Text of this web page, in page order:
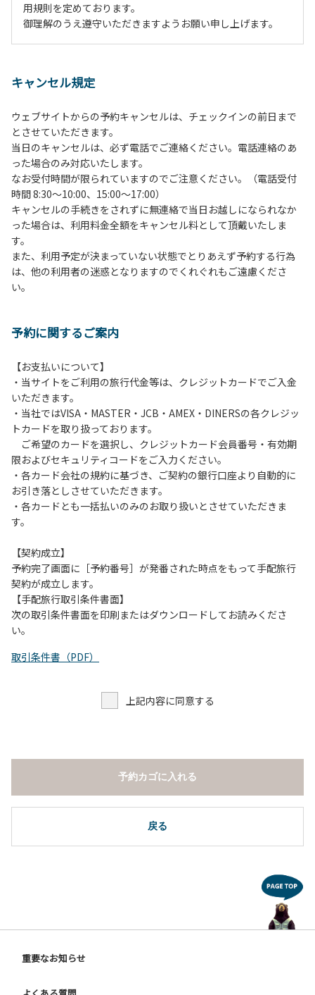
用規則を定めております。
御理解のうえ遵守いただきますようお願い申し上げます。
２、中学生以下だけでの利用はできません。高校生以上の方
３、テントサイト（多目的広場を含む。）の使用は、事前に
予約いただいた方のみで、連泊の方を除き、正午からです。
基本的に、テント1張りにつき1区画の予約をお願いします。
管理棟にてチェックインの手続きを行ってください。午後3
時前にお越しの方は、午後3時になりましたら管理棟にて手
続きを行ってください。午後5時過ぎにお越しの方は、翌朝
手続きを行ってください。
４、車両は、荷物の積み下ろし時以外は、駐車場にとめてく
ださい。
５、チェックアウトは、午前10時まで（日帰り使用の場合は
午後5時まで）です。チェックインの手続きを行っていない
方や使用人数が増えた場合は、必ず手続きを行ってくださ
ら午前10時までの間にゴミステーションに出してください。
は、お持ち帰りをお願いします。
【禁止事項】
カラオケ、発電機、地面での直火による焚き火、キャンプフ
ァイヤー、打ち上げ式花火、テントサウナの設置
【注意事項】
当キャンプ場のそばを流れる歴舟川は、上流で雨が降ると短
時間で増水し、川原で遊んでいると大変危険な状態になりや
すく、過去にも増水により人が流される事故が数件起きてい
（１）川原にテントやタープを張らない。
（２）雨が降ったときは川原で遊ばない。
（３）カムイコタン公園キャンプ場で雨が降らなくても、上
流で雨が降り急に増水することがあるので、水の濁りに注意
し、濁り始めたときには直ちに川原での遊びを中止する。
（４）キャンプ場の管理者や地元住民から川についての注意
キャンセル規定
ウェブサイトからの予約キャンセルは、チェックインの前日まで
とさせていただきます。
当日のキャンセルは、必ず電話でご連絡ください。電話連絡のあ
った場合のみ対応いたします。
なお受付時間が限られていますのでご注意ください。（電話受付
時間 8:30～10:00、15:00～17:00）
キャンセルの手続きをされずに無連絡で当日お越しになられなか
った場合は、利用料金全額をキャンセル料として頂戴いたしま
す。
また、利用予定が決まっていない状態でとりあえず予約する行為
は、他の利用者の迷惑となりますのでくれぐれもご遠慮くださ
い。
予約に関するご案内
【お支払いについて】
・当サイトをご利用の旅行代金等は、クレジットカードでご入金
いただきます。
・当社ではVISA・MASTER・JCB・AMEX・DINERSの各クレジッ
トカードを取り扱っております。
ご希望のカードを選択し、クレジットカード会員番号・有効期
限およびセキュリティコードをご入力ください。
・各カード会社の規約に基づき、ご契約の銀行口座より自動的に
お引き落としさせていただきます。
・各カードとも一括払いのみのお取り扱いとさせていただきま
す。
【契約成立】
予約完了画面に［予約番号］が発番された時点をもって手配旅行
契約が成立します。
【手配旅行取引条件書面】
次の取引条件書面を印刷またはダウンロードしてお読みくださ
い。
取引条件書（PDF）
上記内容に同意する
戻る
予約カゴに入れる
重要なお知らせ